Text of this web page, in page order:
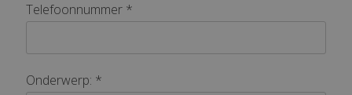
Telefoonnummer *
Onderwerp: *